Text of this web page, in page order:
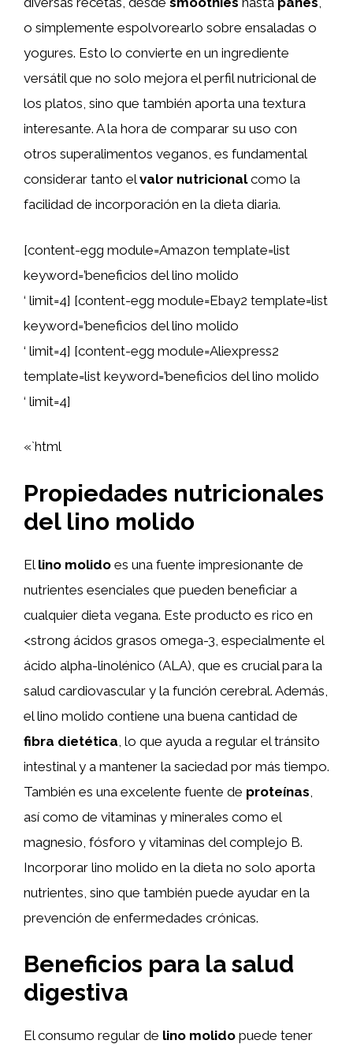
o simplemente espolvorearlo sobre ensaladas o
yogures. Esto lo convierte en un ingrediente
versátil que no solo mejora el perfil nutricional de
los platos, sino que también aporta una textura
interesante. A la hora de comparar su uso con
otros superalimentos veganos, es fundamental
considerar tanto elvalor nutricionalcomo la
facilidad de incorporación en la dieta diaria.
[content-egg module=Amazon template=list
keyword=’beneficios del lino molido
‘ limit=4] [content-egg module=Ebay2 template=list
keyword=’beneficios del lino molido
‘ limit=4] [content-egg module=Aliexpress2
template=list keyword=’beneficios del lino molido
‘ limit=4]
«`html
Propiedades nutricionales
del lino molido
El lino molido es una fuente impresionante de
nutrientes esenciales que pueden beneficiar a
cualquier dieta vegana. Este producto es rico en
<strong ácidos grasos omega-3, especialmente el
ácido alpha-linolénico (ALA), que es crucial para la
salud cardiovascular y la función cerebral. Además,
el lino molido contiene una buena cantidad de
fibra dietética , lo que ayuda a regular el tránsito
intestinal y a mantener la saciedad por más tiempo.
También es una excelente fuente de proteínas
así como de vitaminas y minerales como el
magnesio, fósforo y vitaminas del complejo B.
Incorporar lino molido en la dieta no solo aporta
nutrientes, sino que también puede ayudar en la
prevención de enfermedades crónicas.
Beneficios para la salud
digestiva
El consumo regular de lino molido puede tener